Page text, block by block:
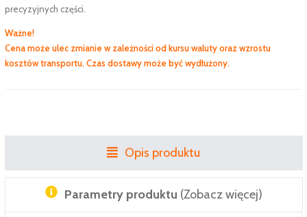
precyzyjnych części.
Ważne!
Cena może ulec zmianie w zależności od kursu waluty oraz wzrostu
kosztów transportu. Czas dostawy może być wydłużony.
Opis produktu
Parametry produktu (Zobacz więcej)